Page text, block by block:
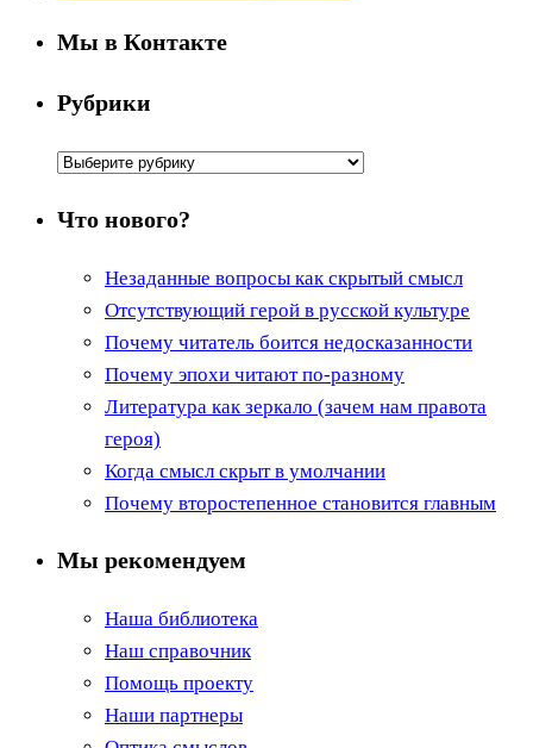
Мы в Контакте
Рубрики
Рубрики
Что нового?
Незаданные вопросы как скрытый смысл
Отсутствующий герой в русской культуре
Почему читатель боится недосказанности
Почему эпохи читают по-разному
Литература как зеркало (зачем нам правота
героя)
Когда смысл скрыт в умолчании
Почему второстепенное становится главным
Мы рекомендуем
Наша библиотека
Наш справочник
Помощь проекту
Наши партнеры